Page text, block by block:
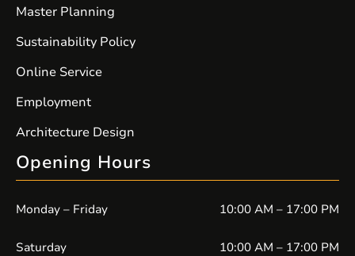
Master Planning
Sustainability Policy
Online Service
Employment
Architecture Design
Opening Hours
Monday – Friday 10:00 AM – 17:00 PM
Saturday 10:00 AM – 17:00 PM